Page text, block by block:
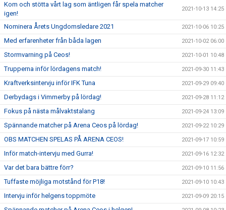
Kom och stötta vårt lag som äntligen får spela matcher
igen!
2021-10-13 14:25
Nominera Årets Ungdomsledare 2021 2021-10-06 10:25
Med erfarenheter från båda lagen 2021-10-02 06:00
Stormvarning på Ceos! 2021-10-01 10:48
Trupperna inför lördagens match! 2021-09-30 11:43
Kraftverksintervju inför IFK Tuna 2021-09-29 09:40
Derbydags i Vimmerby på lördag! 2021-09-28 11:12
Fokus på nästa målvaktstalang 2021-09-24 13:09
Spännande matcher på Arena Ceos på lördag! 2021-09-22 10:29
OBS MATCHEN SPELAS PÅ ARENA CEOS! 2021-09-17 10:59
Inför match-intervju med Gurra! 2021-09-16 12:32
Var det bara bättre förr? 2021-09-10 11:56
Tuffaste möjliga motstånd för P18! 2021-09-10 10:43
Intervju inför helgens toppmöte 2021-09-09 20:15